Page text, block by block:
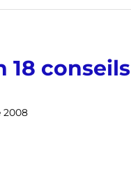
18 conseils
2008